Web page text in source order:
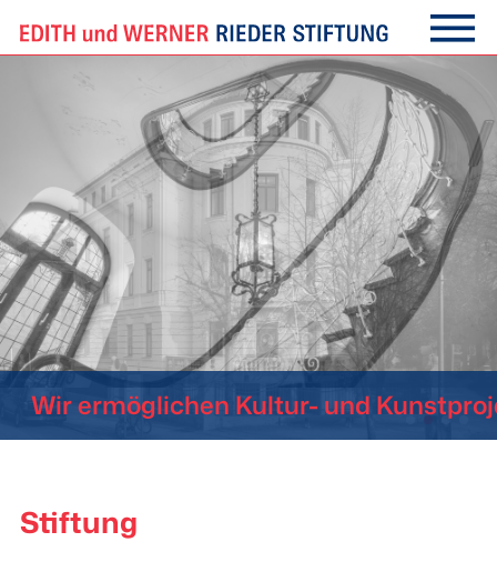
Wir ermöglichen Kultur-und
Stiftung